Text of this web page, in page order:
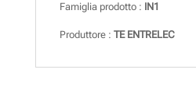
Famiglia prodotto : IN1
Produttore : TE ENTRELEC